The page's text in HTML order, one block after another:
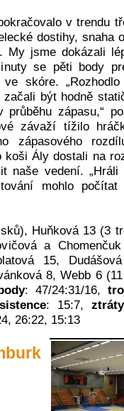
v trendu
dostihy, snaha
My jsme dokázali
se pěti body
skóre.
být hodně
zápasu,“
závaží tížilo
zápasového
Ály dostali na
naše vedení.
mohlo
Huňková 13 (3
a
15,
8, Webb 6
: 47/24:31/16,
: 15:7, ztráty
26:22, 15:13